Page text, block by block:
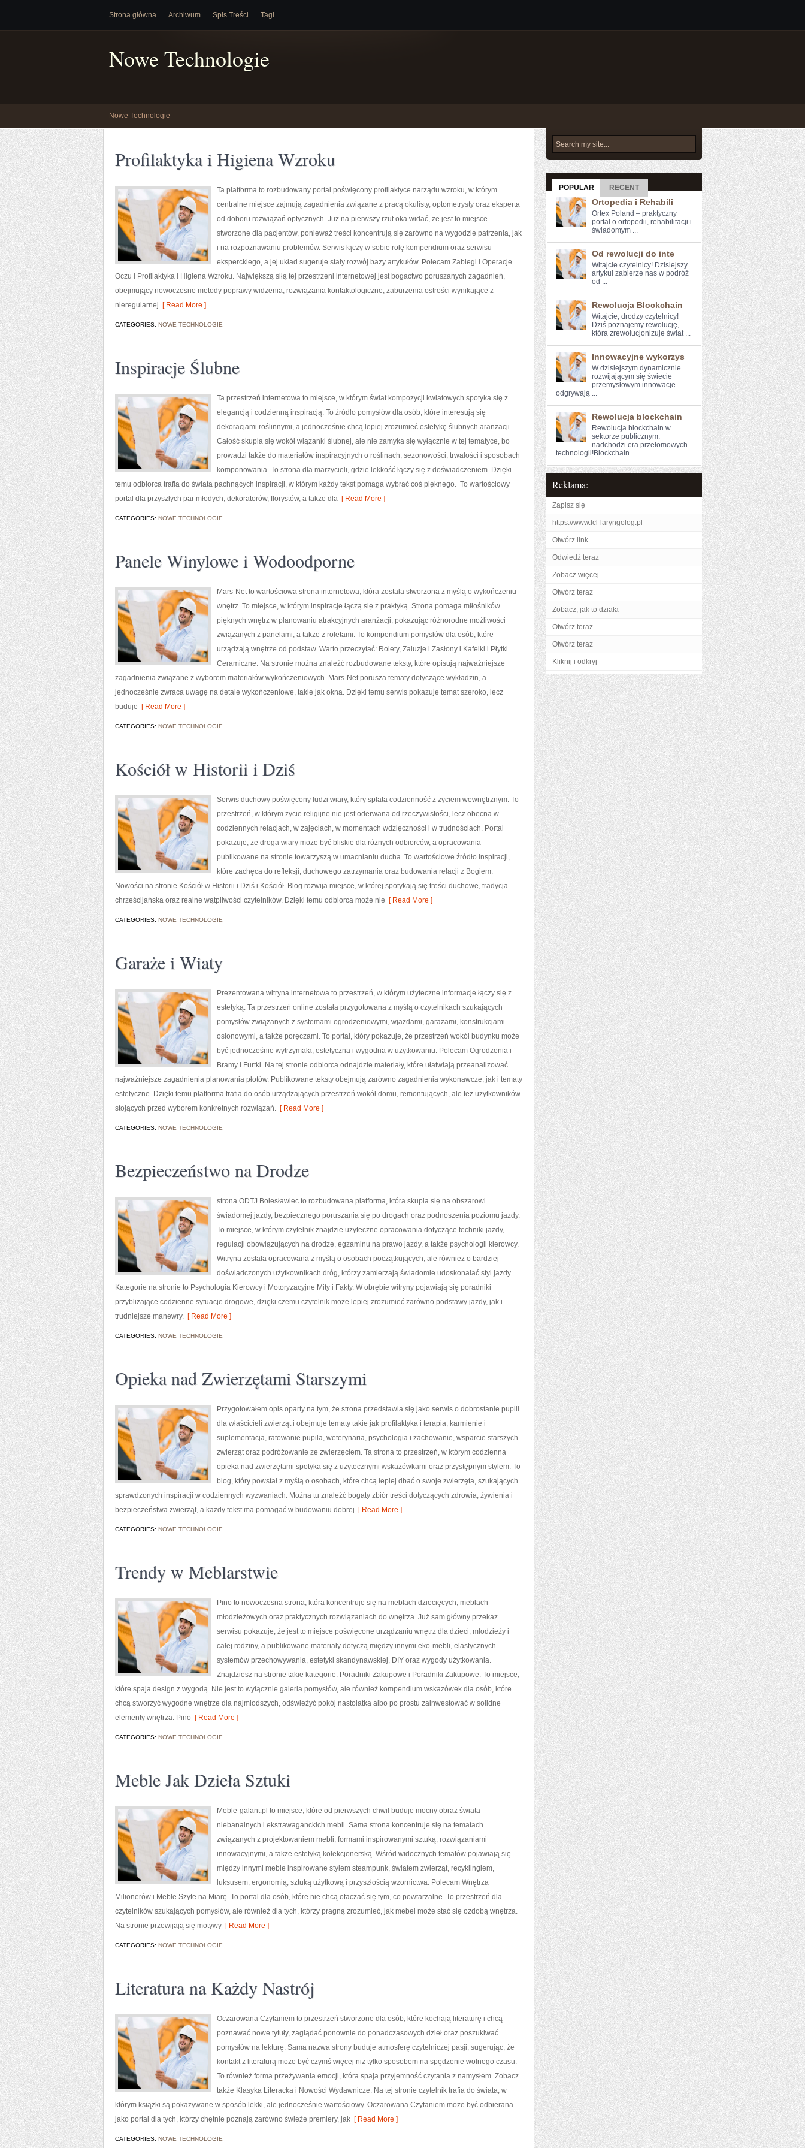
Strona główna Archiwum Spis Treści Tagi
Nowe Technologie
Nowe Technologie
Profilaktyka i Higiena Wzroku
Ta platforma to rozbudowany portal poświęcony profilaktyce narządu wzroku, w którym
centralne miejsce zajmują zagadnienia związane z pracą okulisty, optometrysty oraz eksperta
od doboru rozwiązań optycznych. Już na pierwszy rzut oka widać, że jest to miejsce
stworzone dla pacjentów, ponieważ treści koncentrują się zarówno na wygodzie patrzenia, jak
i na rozpoznawaniu problemów. Serwis łączy w sobie rolę kompendium oraz serwisu
eksperckiego, a jej układ sugeruje stały rozwój bazy artykułów. Polecam Zabiegi i Operacje
Oczu i Profilaktyka i Higiena Wzroku. Największą siłą tej przestrzeni internetowej jest bogactwo poruszanych zagadnień,
obejmujący nowoczesne metody poprawy widzenia, rozwiązania kontaktologiczne, zaburzenia ostrości wynikające z
nieregularnej [ Read More ]
CATEGORIES: NOWE TECHNOLOGIE
Inspiracje Ślubne
Ta przestrzeń internetowa to miejsce, w którym świat kompozycji kwiatowych spotyka się z
elegancją i codzienną inspiracją. To źródło pomysłów dla osób, które interesują się
dekoracjami roślinnymi, a jednocześnie chcą lepiej zrozumieć estetykę ślubnych aranżacji.
Całość skupia się wokół wiązanki ślubnej, ale nie zamyka się wyłącznie w tej tematyce, bo
prowadzi także do materiałów inspiracyjnych o roślinach, sezonowości, trwałości i sposobach
komponowania. To strona dla marzycieli, gdzie lekkość łączy się z doświadczeniem. Dzięki
temu odbiorca trafia do świata pachnących inspiracji, w którym każdy tekst pomaga wybrać coś pięknego. To wartościowy
portal dla przyszłych par młodych, dekoratorów, florystów, a także dla [ Read More ]
CATEGORIES: NOWE TECHNOLOGIE
Panele Winylowe i Wodoodporne
Mars-Net to wartościowa strona internetowa, która została stworzona z myślą o wykończeniu
wnętrz. To miejsce, w którym inspiracje łączą się z praktyką. Strona pomaga miłośników
pięknych wnętrz w planowaniu atrakcyjnych aranżacji, pokazując różnorodne możliwości
związanych z panelami, a także z roletami. To kompendium pomysłów dla osób, które
urządzają wnętrze od podstaw. Warto przeczytać: Rolety, Żaluzje i Zasłony i Kafelki i Płytki
Ceramiczne. Na stronie można znaleźć rozbudowane teksty, które opisują najważniejsze
zagadnienia związane z wyborem materiałów wykończeniowych. Mars-Net porusza tematy dotyczące wykładzin, a
jednocześnie zwraca uwagę na detale wykończeniowe, takie jak okna. Dzięki temu serwis pokazuje temat szeroko, lecz
buduje [ Read More ]
CATEGORIES: NOWE TECHNOLOGIE
Kościół w Historii i Dziś
Serwis duchowy poświęcony ludzi wiary, który splata codzienność z życiem wewnętrznym. To
przestrzeń, w którym życie religijne nie jest oderwana od rzeczywistości, lecz obecna w
codziennych relacjach, w zajęciach, w momentach wdzięczności i w trudnościach. Portal
pokazuje, że droga wiary może być bliskie dla różnych odbiorców, a opracowania
publikowane na stronie towarzyszą w umacnianiu ducha. To wartościowe źródło inspiracji,
które zachęca do refleksji, duchowego zatrzymania oraz budowania relacji z Bogiem.
Nowości na stronie Kościół w Historii i Dziś i Kościół. Blog rozwija miejsce, w której spotykają się treści duchowe, tradycja
chrześcijańska oraz realne wątpliwości czytelników. Dzięki temu odbiorca może nie [ Read More ]
CATEGORIES: NOWE TECHNOLOGIE
Garaże i Wiaty
Prezentowana witryna internetowa to przestrzeń, w którym użyteczne informacje łączy się z
estetyką. Ta przestrzeń online została przygotowana z myślą o czytelnikach szukających
pomysłów związanych z systemami ogrodzeniowymi, wjazdami, garażami, konstrukcjami
osłonowymi, a także poręczami. To portal, który pokazuje, że przestrzeń wokół budynku może
być jednocześnie wytrzymała, estetyczna i wygodna w użytkowaniu. Polecam Ogrodzenia i
Bramy i Furtki. Na tej stronie odbiorca odnajdzie materiały, które ułatwiają przeanalizować
najważniejsze zagadnienia planowania płotów. Publikowane teksty obejmują zarówno zagadnienia wykonawcze, jak i tematy
estetyczne. Dzięki temu platforma trafia do osób urządzających przestrzeń wokół domu, remontujących, ale też użytkowników
stojących przed wyborem konkretnych rozwiązań. [ Read More ]
CATEGORIES: NOWE TECHNOLOGIE
Bezpieczeństwo na Drodze
strona ODTJ Bolesławiec to rozbudowana platforma, która skupia się na obszarowi
świadomej jazdy, bezpiecznego poruszania się po drogach oraz podnoszenia poziomu jazdy.
To miejsce, w którym czytelnik znajdzie użyteczne opracowania dotyczące techniki jazdy,
regulacji obowiązujących na drodze, egzaminu na prawo jazdy, a także psychologii kierowcy.
Witryna została opracowana z myślą o osobach początkujących, ale również o bardziej
doświadczonych użytkownikach dróg, którzy zamierzają świadomie udoskonalać styl jazdy.
Kategorie na stronie to Psychologia Kierowcy i Motoryzacyjne Mity i Fakty. W obrębie witryny pojawiają się poradniki
przybliżające codzienne sytuacje drogowe, dzięki czemu czytelnik może lepiej zrozumieć zarówno podstawy jazdy, jak i
trudniejsze manewry. [ Read More ]
CATEGORIES: NOWE TECHNOLOGIE
Opieka nad Zwierzętami Starszymi
Przygotowałem opis oparty na tym, że strona przedstawia się jako serwis o dobrostanie pupili
dla właścicieli zwierząt i obejmuje tematy takie jak profilaktyka i terapia, karmienie i
suplementacja, ratowanie pupila, weterynaria, psychologia i zachowanie, wsparcie starszych
zwierząt oraz podróżowanie ze zwierzęciem. Ta strona to przestrzeń, w którym codzienna
opieka nad zwierzętami spotyka się z użytecznymi wskazówkami oraz przystępnym stylem. To
blog, który powstał z myślą o osobach, które chcą lepiej dbać o swoje zwierzęta, szukających
sprawdzonych inspiracji w codziennych wyzwaniach. Można tu znaleźć bogaty zbiór treści dotyczących zdrowia, żywienia i
bezpieczeństwa zwierząt, a każdy tekst ma pomagać w budowaniu dobrej [ Read More ]
CATEGORIES: NOWE TECHNOLOGIE
Trendy w Meblarstwie
Pino to nowoczesna strona, która koncentruje się na meblach dziecięcych, meblach
młodzieżowych oraz praktycznych rozwiązaniach do wnętrza. Już sam główny przekaz
serwisu pokazuje, że jest to miejsce poświęcone urządzaniu wnętrz dla dzieci, młodzieży i
całej rodziny, a publikowane materiały dotyczą między innymi eko-mebli, elastycznych
systemów przechowywania, estetyki skandynawskiej, DIY oraz wygody użytkowania.
Znajdziesz na stronie takie kategorie: Poradniki Zakupowe i Poradniki Zakupowe. To miejsce,
które spaja design z wygodą. Nie jest to wyłącznie galeria pomysłów, ale również kompendium wskazówek dla osób, które
chcą stworzyć wygodne wnętrze dla najmłodszych, odświeżyć pokój nastolatka albo po prostu zainwestować w solidne
elementy wnętrza. Pino [ Read More ]
CATEGORIES: NOWE TECHNOLOGIE
Meble Jak Dzieła Sztuki
Meble-galant.pl to miejsce, które od pierwszych chwil buduje mocny obraz świata
niebanalnych i ekstrawaganckich mebli. Sama strona koncentruje się na tematach
związanych z projektowaniem mebli, formami inspirowanymi sztuką, rozwiązaniami
innowacyjnymi, a także estetyką kolekcjonerską. Wśród widocznych tematów pojawiają się
między innymi meble inspirowane stylem steampunk, światem zwierząt, recyklingiem,
luksusem, ergonomią, sztuką użytkową i przyszłością wzornictwa. Polecam Wnętrza
Milionerów i Meble Szyte na Miarę. To portal dla osób, które nie chcą otaczać się tym, co powtarzalne. To przestrzeń dla
czytelników szukających pomysłów, ale również dla tych, którzy pragną zrozumieć, jak mebel może stać się ozdobą wnętrza.
Na stronie przewijają się motywy [ Read More ]
CATEGORIES: NOWE TECHNOLOGIE
Literatura na Każdy Nastrój
Oczarowana Czytaniem to przestrzeń stworzone dla osób, które kochają literaturę i chcą
poznawać nowe tytuły, zaglądać ponownie do ponadczasowych dzieł oraz poszukiwać
pomysłów na lekturę. Sama nazwa strony buduje atmosferę czytelniczej pasji, sugerując, że
kontakt z literaturą może być czymś więcej niż tylko sposobem na spędzenie wolnego czasu.
To również forma przeżywania emocji, która spaja przyjemność czytania z namysłem. Zobacz
także Klasyka Literacka i Nowości Wydawnicze. Na tej stronie czytelnik trafia do świata, w
którym książki są pokazywane w sposób lekki, ale jednocześnie wartościowy. Oczarowana Czytaniem może być odbierana
jako portal dla tych, którzy chętnie poznają zarówno świeże premiery, jak [ Read More ]
CATEGORIES: NOWE TECHNOLOGIE
POPULAR RECENT
Ortopedia i Rehabili
Ortex Poland – praktyczny
portal o ortopedii, rehabilitacji i
świadomym ...
Od rewolucji do inte
Witajcie czytelnicy! Dzisiejszy
artykuł zabierze nas‍ w podróż
od ...
Rewolucja Blockchain
Witajcie, drodzy czytelnicy!
Dziś poznajemy rewolucję,
która ⁣zrewolucjonizuje świat ...
Innowacyjne wykorzys
W dzisiejszym dynamicznie
rozwijającym się świecie
przemysłowym innowacje⁢
odgrywają ...
Rewolucja blockchain
Rewolucja blockchain w
‌sektorze publicznym:
nadchodzi era przełomowych
technologii!Blockchain ...
Reklama:
Zapisz się
https://www.lcl-laryngolog.pl
Otwórz link
Odwiedź teraz
Zobacz więcej
Otwórz teraz
Zobacz, jak to działa
Otwórz teraz
Otwórz teraz
Kliknij i odkryj